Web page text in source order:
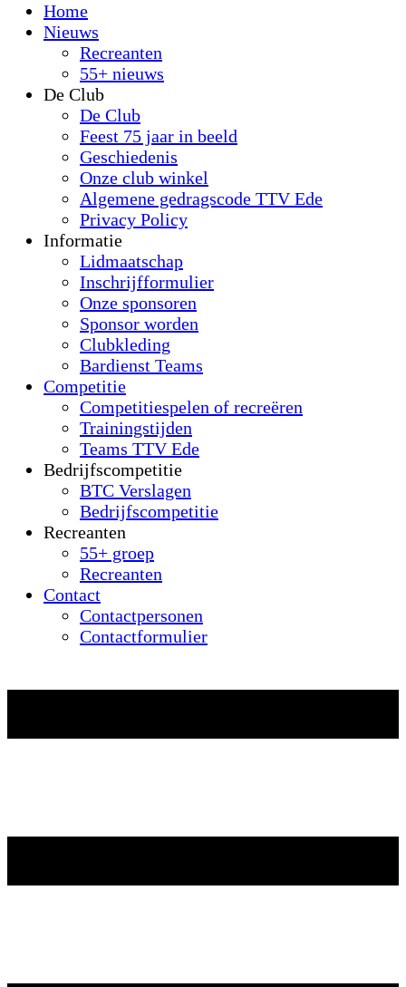
Home
Nieuws
Recreanten
55+ nieuws
De Club
De Club
Feest 75 jaar in beeld
Geschiedenis
Onze club winkel
Algemene gedragscode TTV Ede
Privacy Policy
Informatie
Lidmaatschap
Inschrijfformulier
Onze sponsoren
Sponsor worden
Clubkleding
Bardienst Teams
Competitie
Competitiespelen of recreëren
Trainingstijden
Teams TTV Ede
Bedrijfscompetitie
BTC Verslagen
Bedrijfscompetitie
Recreanten
55+ groep
Recreanten
Contact
Contactpersonen
Contactformulier